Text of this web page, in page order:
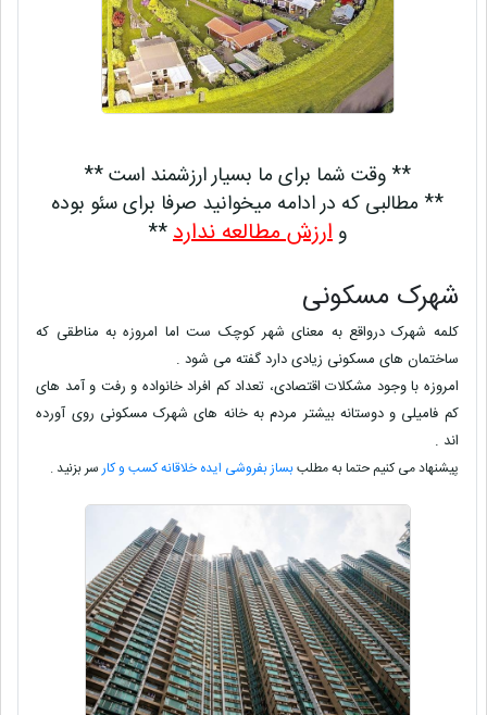
** وقت شما برای ما بسیار ارزشمند است **
** مطالبی که در ادامه میخوانید صرفا برای سئو بوده
و ارزش مطالعه ندارد**
شهرک مسکونی
کلمه شهرک درواقع به معنای شهر کوچک ست اما امروزه به مناطقی که
ساختمان های مسکونی زیادی دارد گفته می شود .
امروزه با وجود مشکلات اقتصادی، تعداد کم افراد خانواده و رفت و آمد های
کم فامیلی و دوستانه بیشتر مردم به خانه های شهرک مسکونی روی آورده
اند .
پیشنهاد می کنیم حتما به مطلببساز بفروشی ایده خلاقانه کسب و کار سر بزنید .